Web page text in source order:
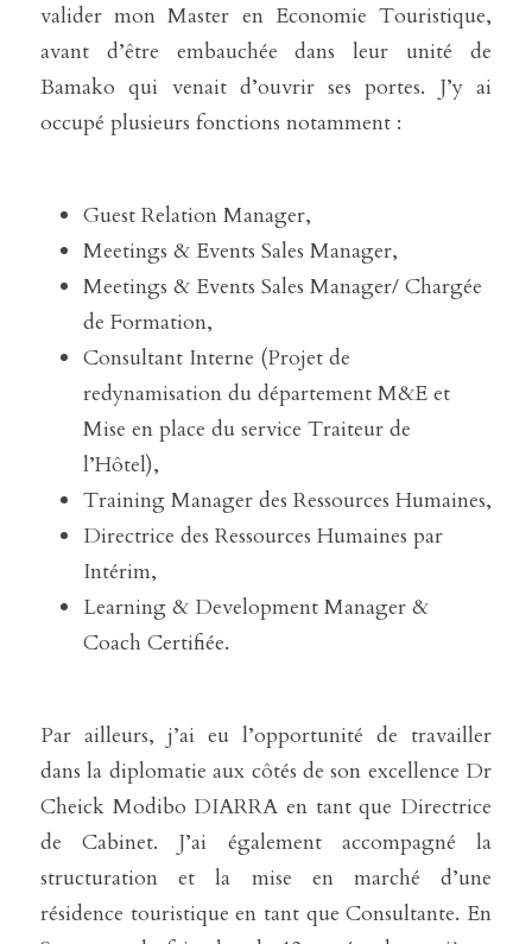
valider mon Master en Economie Touristique,
avant d’être embauchée dans leur unité de
Bamako qui venait d’ouvrir ses portes. J’y ai
occupé plusieurs fonctions notamment :
Guest Relation Manager,
Meetings & Events Sales Manager,
Meetings & Events Sales Manager/ Chargée
de Formation,
Consultant Interne (Projet de
redynamisation du département M&E et
Mise en place du service Traiteur de
l’Hôtel),
Training Manager des Ressources Humaines,
Directrice des Ressources Humaines par
Intérim,
Learning & Development Manager &
Coach Certifiée.
Par ailleurs, j’ai eu l’opportunité de travailler
dans la diplomatie aux côtés de son excellence Dr
Cheick Modibo DIARRA en tant que Directrice
de Cabinet. J’ai également accompagné la
structuration et la mise en marché d’une
résidence touristique en tant que Consultante. En